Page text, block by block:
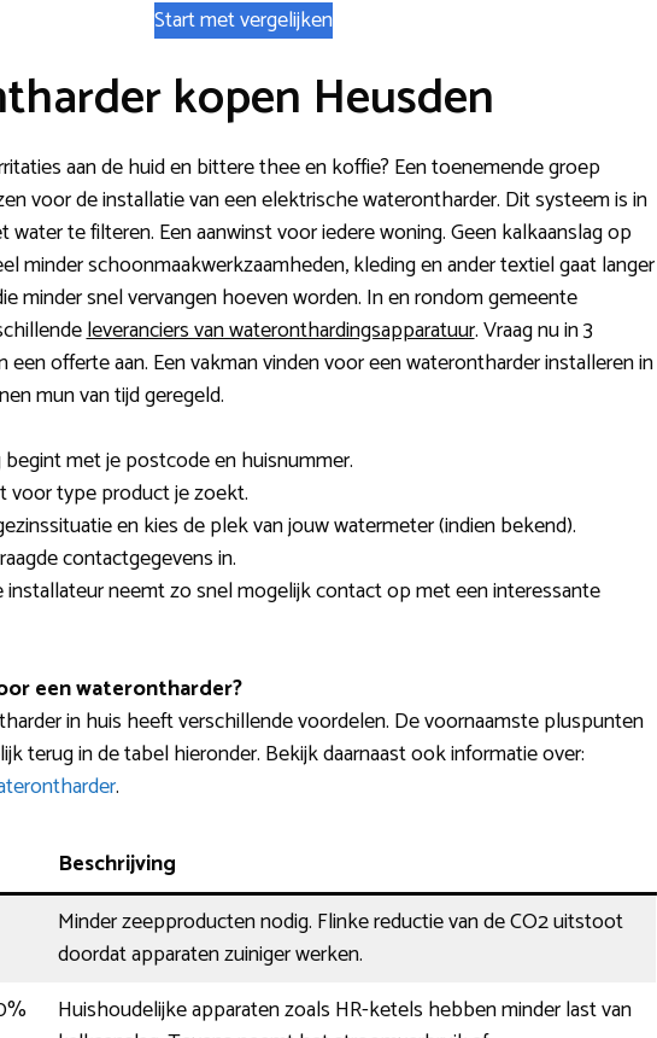
Start met vergelijken
kopen Heusden
aan de huid en bittere thee en koffie? Een toenemende groep
voor de installatie van een elektrische waterontharder. Dit systeem is in
te filteren. Een aanwinst voor iedere woning. Geen kalkaanslag op
minder schoonmaakwerkzaamheden, kleding en ander textiel gaat langer
minder snel vervangen hoeven worden. In en rondom gemeente
leveranciers van wateronthardingsapparatuur. Vraag nu in 3
offerte aan. Een vakman vinden voor een waterontharder installeren in
mun van tijd geregeld.
begint met je postcode en huisnummer.
voor type product je zoekt.
en kies de plek van jouw watermeter (indien bekend).
contactgegevens in.
installateur neemt zo snel mogelijk contact op met een interessante
een waterontharder?
in huis heeft verschillende voordelen. De voornaamste pluspunten
terug in de tabel hieronder. Bekijk daarnaast ook informatie over:
.
Beschrijving
Minder zeepproducten nodig. Flinke reductie van de CO2 uitstoot
doordat apparaten zuiniger werken.
Huishoudelijke apparaten zoals HR-ketels hebben minder last van